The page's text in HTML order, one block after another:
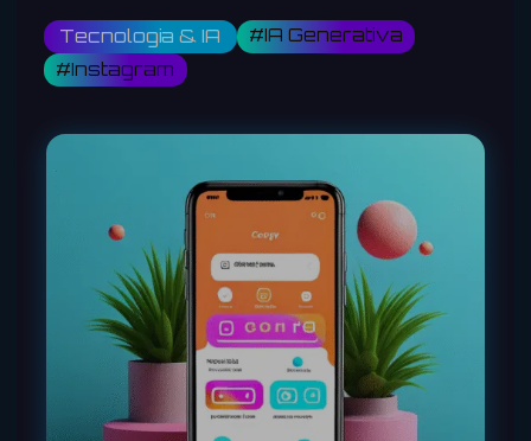
Tecnologia & IA
#IA Generativa
#Instagram